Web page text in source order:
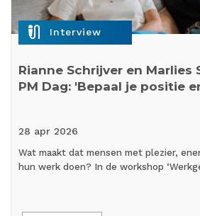
mic_external_on Interview
Rianne Schrijver en Marlies
PM Dag: 'Bepaal je positie
28 apr 2026
Wat maakt dat mensen met plezier,
hun werk doen? In de workshop